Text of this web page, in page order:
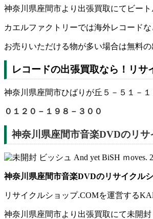
神奈川県座間市より出張買取にてビー
カエルファクトリーでは海外レコード
お売りいただける物が多い場合は無料
レコードの出張買取なら！リサ
神奈川県座間市ひばりが丘５－５１－１
０１２０－１９８－３００
神奈川県座間市音楽DVDのリサ
神奈川県座間市音楽DVDのリサイクル
リサイクルショップ.COMを運営する
神奈川県座間市より出張買取にて未開封